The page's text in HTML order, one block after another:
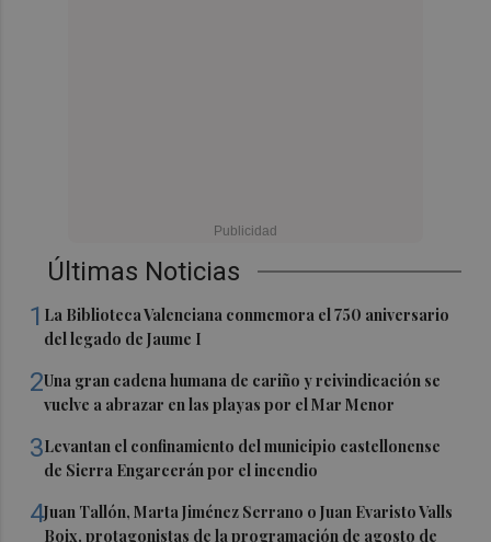
Últimas Noticias
1 La Biblioteca Valenciana conmemora el 750 aniversario
del legado de Jaume I
2Una gran cadena humana de cariño y reivindicación se
vuelve a abrazar en las playas por el Mar Menor
3Levantan el confinamiento del municipio castellonense
de Sierra Engarcerán por el incendio
4Juan Tallón, Marta Jiménez Serrano o Juan Evaristo Valls
Boix, protagonistas de la programación de agosto de